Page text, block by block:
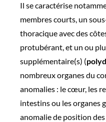
Il se caractérise
membres courts, un
thoracique avec des
protubérant, et un ou
supplémentaire(s) (
nombreux organes du
anomalies : le cœur, les
intestins ou les organes
anomalie de position